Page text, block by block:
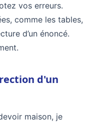
vos erreurs.
comme les tables,
d’un énoncé.
d'un
maison, je